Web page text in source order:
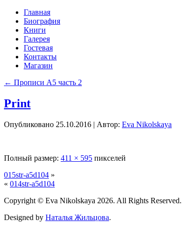
Главная
Биография
Книги
Галерея
Гостевая
Контакты
Магазин
← Прописи А5 часть 2
Print
Опубликовано 25.10.2016 | Автор: Eva Nikolskaya
Полный размер: 411 × 595 пикселей
015str-a5d104 »
« 014str-a5d104
Copyright © Eva Nikolskaya 2026. All Rights Reserved.
Designed by Наталья Жильцова.